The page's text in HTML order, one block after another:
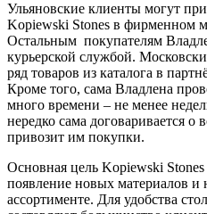
Ульяновские клиенты могут
Kopiewski Stones в фирменном
Остальным покупателям
курьерской службой.
ряд товаров из каталога в
Кроме того, сама Владлена
много времени – не менее
нередко сама договаривается о
привозит им покупки.
Основная цель Kopiewski
появление новых материалов и
ассортименте. Для удобства